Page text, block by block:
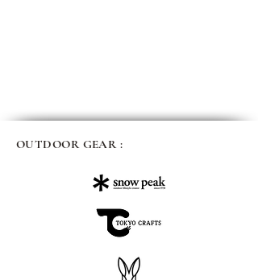
OUTDOOR GEAR :